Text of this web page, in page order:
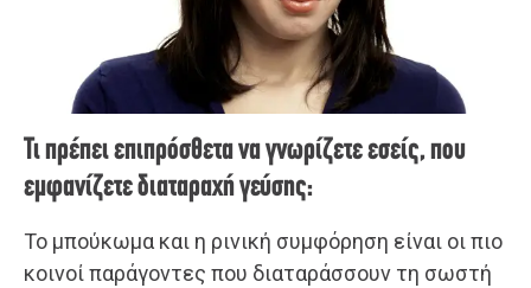
Τι πρέπει επιπρόσθετα να γνωρίζετε εσείς, που
εμφανίζετε διαταραχή γεύσης:
Το μπούκωμα και η ρινική συμφόρηση είναι οι πιο
κοινοί παράγοντες που διαταράσσουν τη σωστή